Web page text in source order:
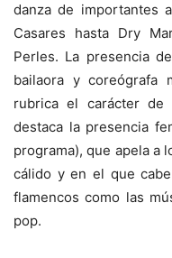
danza de importantes
Casares hasta Dry
Perles. La presencia
bailaora y coreógrafa
rubrica el carácter
destaca la presencia
programa), que apela a
cálido y en el que
flamencos como las
pop.